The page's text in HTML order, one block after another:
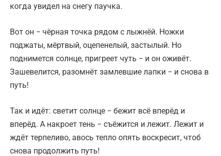
когда увидел на снегу паучка.
Вот он − чёрная точка рядом с лыжнёй. Ножки
поджаты, мёртвый, оцепенелый, застылый. Но
поднимется солнце, пригреет чуть − и он оживёт.
Зашевелится, разомнёт замлевшие лапки − и снова в
путь!
Так и идёт: светит солнце − бежит всё вперёд и
вперёд. А накроет тень − съёжится и лежит. Лежит и
ждёт терпеливо, авось тепло опять воскресит, чтоб
снова продолжить путь!